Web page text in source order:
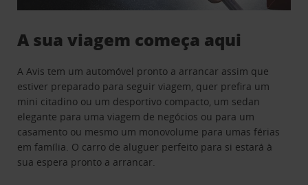
A sua viagem começa aqui
A Avis tem um automóvel pronto a arrancar assim que
estiver preparado para seguir viagem, quer prefira um
mini citadino ou um desportivo compacto, um sedan
elegante para uma viagem de negócios ou para um
casamento ou mesmo um monovolume para umas férias
em família. O carro de aluguer perfeito para si estará à
sua espera pronto a arrancar.